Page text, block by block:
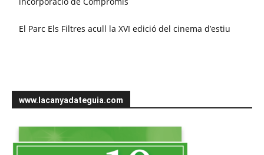
El Parc Els Filtres acull la XVI edició del cinema d’estiu
www.lacanyadateguia.com